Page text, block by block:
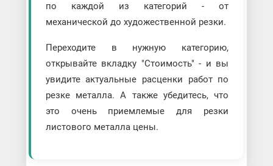
по каждой из категорий - от
механической до художественной резки.
Переходите в нужную категорию,
открывайте вкладку "Стоимость" - и вы
увидите актуальные расценки работ по
резке металла. А также убедитесь, что
это очень приемлемые для резки
листового металла цены.